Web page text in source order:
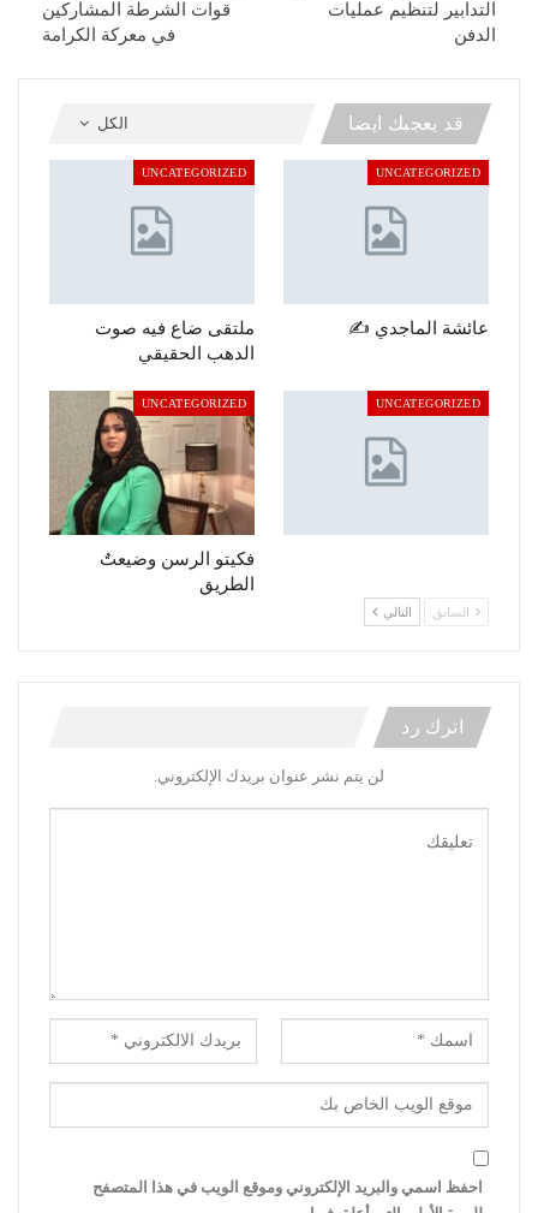
التدابير لتنظيم عمليات
الدفن
قوات الشرطة المشاركين
في معركة الكرامة
الكل قد يعجبك ايضا
UNCATEGORIZED
عائشة الماجدي ✍️
UNCATEGORIZED
ملتقى ضاع فيه صوت
الدهب الحقيقي
UNCATEGORIZED
UNCATEGORIZED
فكيتو الرسن وضيعتٌ
الطريق
السابق التالي
اترك رد
لن يتم نشر عنوان بريدك الإلكتروني.
احفظ اسمي والبريد الإلكتروني وموقع الويب في هذا المتصفح